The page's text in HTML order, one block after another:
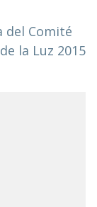
del Comité
la Luz 2015